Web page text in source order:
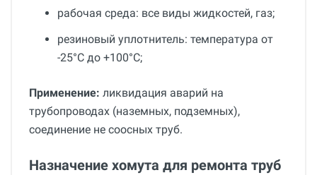
рабочая среда: все виды жидкостей, газ;
резиновый уплотнитель: температура от
-25°С до +100°С;
Применение: ликвидация аварий на
трубопроводах (наземных, подземных),
соединение не соосных труб.
Назначение хомута для ремонта труб